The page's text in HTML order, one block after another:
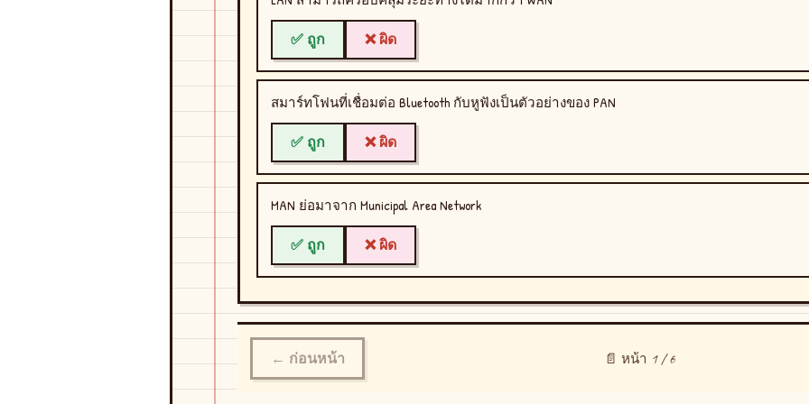
✅ ถูก ❌ ผิด
สมาร์ทโฟนที่เชื่อมต่อ Bluetooth กับหูฟังเป็นตัวอย่างของ PAN
✅ ถูก ❌ ผิด
MAN ย่อมาจาก Municipal Area Network
✅ ถูก ❌ ผิด
← ก่อนหน้า 📄 หน้า 1 / 6